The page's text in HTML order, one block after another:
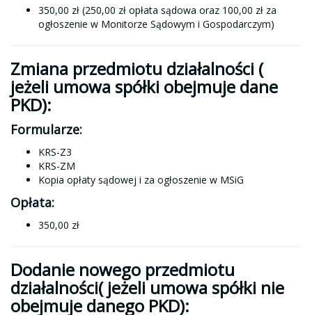
350,00 zł (250,00 zł opłata sądowa oraz 100,00 zł za
ogłoszenie w Monitorze Sądowym i Gospodarczym)
Zmiana przedmiotu działalności (
jeżeli umowa spółki obejmuje dane
PKD):
Formularze:
KRS-Z3
KRS-ZM
Kopia opłaty sądowej i za ogłoszenie w MSiG
Opłata:
350,00 zł
Dodanie nowego przedmiotu
działalności( jeżeli umowa spółki nie
obejmuje danego PKD):